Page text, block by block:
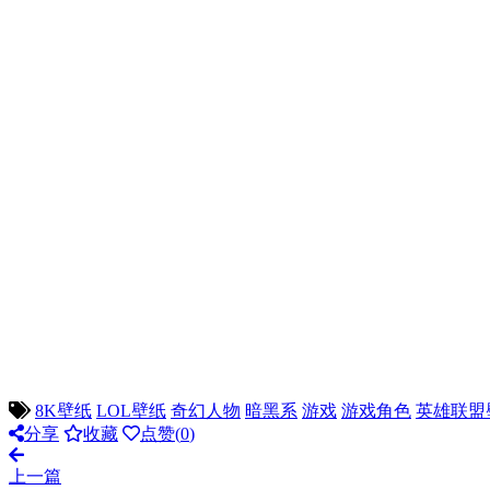
8K壁纸 LOL壁纸 奇幻人物 暗黑系 游戏 游戏角色 英雄联盟
分享
收藏 点赞(0)
上一篇